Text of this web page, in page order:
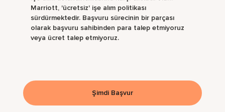
Marriott, 'ücretsiz' işe alım politikası
sürdürmektedir. Başvuru sürecinin bir parçası
olarak başvuru sahibinden para talep etmiyoruz
veya ücret talep etmiyoruz.
Şimdi Başvur